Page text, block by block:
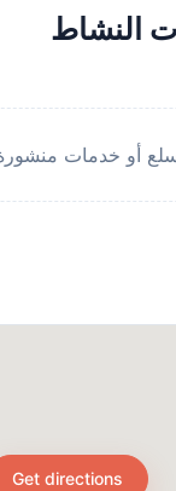
النشاط
أو خدمات منشورة
Get directions